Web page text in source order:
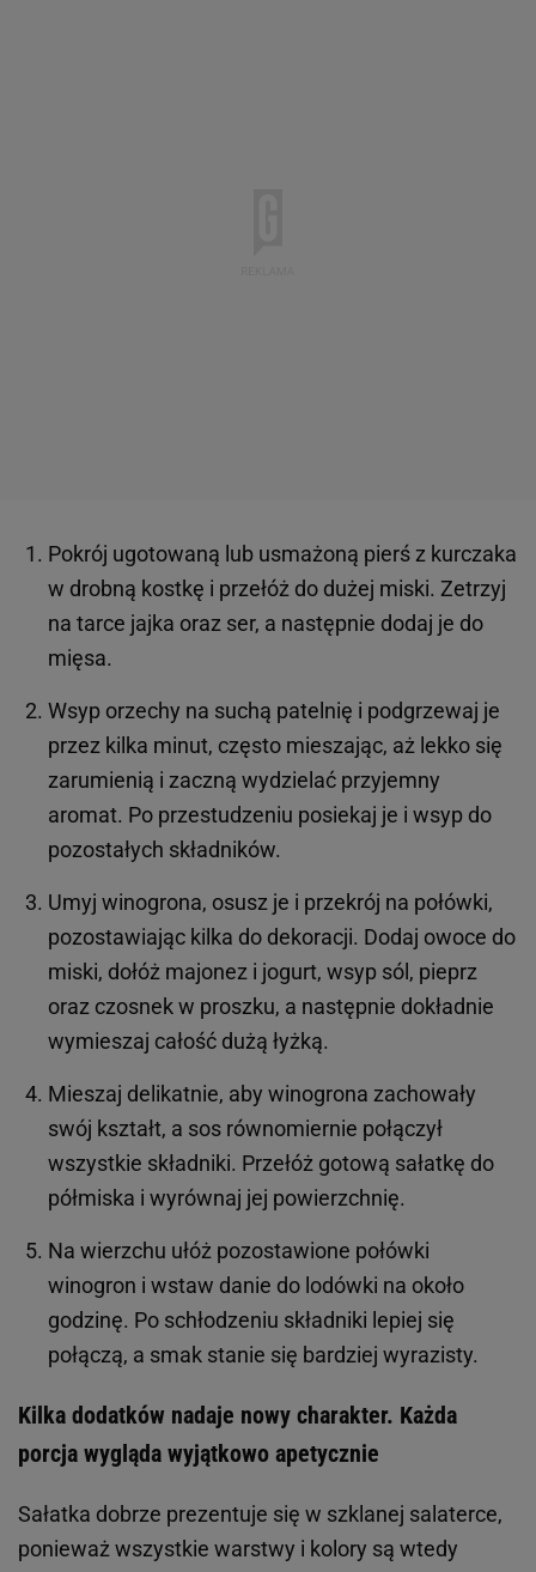
Pokrój ugotowaną lub usmażoną pierś z kurczaka
w drobną kostkę i przełóż do dużej miski. Zetrzyj
na tarce jajka oraz ser, a następnie dodaj je do
mięsa.
Wsyp orzechy na suchą patelnię i podgrzewaj je
przez kilka minut, często mieszając, aż lekko się
zarumienią i zaczną wydzielać przyjemny
aromat. Po przestudzeniu posiekaj je i wsyp do
pozostałych składników.
Umyj winogrona, osusz je i przekrój na połówki,
pozostawiając kilka do dekoracji. Dodaj owoce do
miski, dołóż majonez i jogurt, wsyp sól, pieprz
oraz czosnek w proszku, a następnie dokładnie
wymieszaj całość dużą łyżką.
Mieszaj delikatnie, aby winogrona zachowały
swój kształt, a sos równomiernie połączył
wszystkie składniki. Przełóż gotową sałatkę do
półmiska i wyrównaj jej powierzchnię.
Na wierzchu ułóż pozostawione połówki
winogron i wstaw danie do lodówki na około
godzinę. Po schłodzeniu składniki lepiej się
połączą, a smak stanie się bardziej wyrazisty.
Kilka dodatków nadaje nowy charakter. Każda
porcja wygląda wyjątkowo apetycznie
Sałatka dobrze prezentuje się w szklanej salaterce,
ponieważ wszystkie warstwy i kolory są wtedy